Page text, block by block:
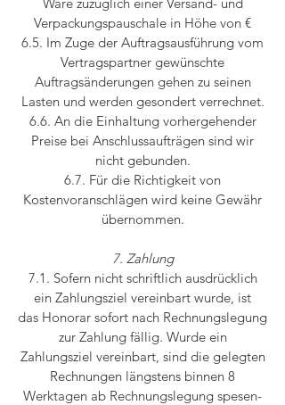
Verpackungspauschale in Höhe von €
6.5. Im Zuge der Auftragsausführung vom
Vertragspartner gewünschte
Auftragsänderungen gehen zu seinen
Lasten und werden gesondert verrechnet.
6.6. An die Einhaltung vorhergehender
Preise bei Anschlussaufträgen sind wir
nicht gebunden.
6.7. Für die Richtigkeit von
Kostenvoranschlägen wird keine Gewähr
übernommen.
7. Zahlung
7.1. Sofern nicht schriftlich ausdrücklich
ein Zahlungsziel vereinbart wurde, ist
das Honorar sofort nach Rechnungslegung
zur Zahlung fällig. Wurde ein
Zahlungsziel vereinbart, sind die gelegten
Rechnungen längstens binnen 8
Werktagen ab Rechnungslegung spesen-